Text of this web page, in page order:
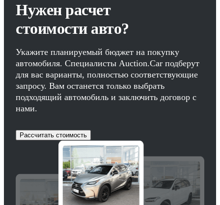
Нужен расчет
стоимости авто?
Укажите планируемый бюджет на покупку
автомобиля. Специалисты Auction.Car подберут
для вас варианты, полностью соответствующие
запросу. Вам останется только выбрать
подходящий автомобиль и заключить договор с
нами.
Рассчитать стоимость